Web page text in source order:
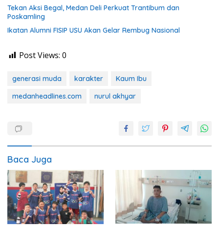
Tekan Aksi Begal, Medan Deli Perkuat Trantibum dan
Poskamling
Ikatan Alumni FISIP USU Akan Gelar Rembug Nasional
Post Views: 0
generasi muda karakter
Kaum Ibu
medanheadlines.com
nurul akhyar
Baca Juga